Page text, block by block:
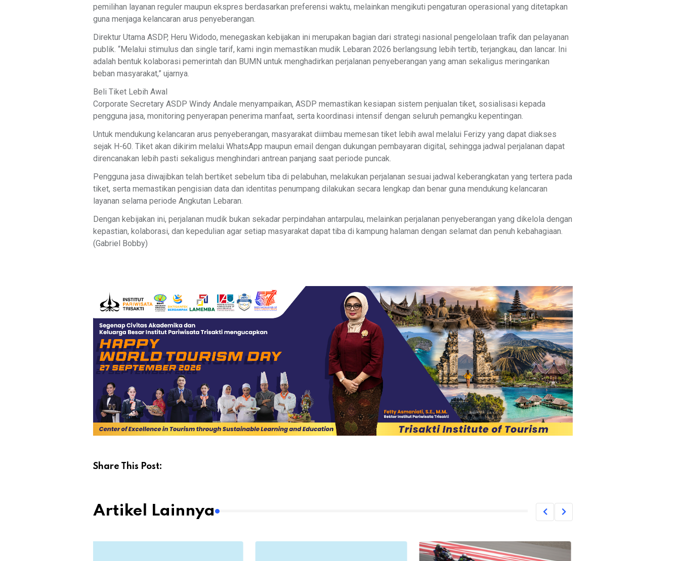
pemilihan layanan reguler maupun ekspres berdasarkan preferensi waktu, melainkan mengikuti pengaturan operasional yang ditetapkan
guna menjaga kelancaran arus penyeberangan.
Direktur Utama ASDP, Heru Widodo, menegaskan kebijakan ini merupakan bagian dari strategi nasional pengelolaan trafik dan pelayanan
publik. “Melalui stimulus dan single tarif, kami ingin memastikan mudik Lebaran 2026 berlangsung lebih tertib, terjangkau, dan lancar. Ini
adalah bentuk kolaborasi pemerintah dan BUMN untuk menghadirkan perjalanan penyeberangan yang aman sekaligus meringankan
beban masyarakat,” ujarnya.
Beli Tiket Lebih Awal
Corporate Secretary ASDP Windy Andale menyampaikan, ASDP memastikan kesiapan sistem penjualan tiket, sosialisasi kepada
pengguna jasa, monitoring penyerapan penerima manfaat, serta koordinasi intensif dengan seluruh pemangku kepentingan.
Untuk mendukung kelancaran arus penyeberangan, masyarakat diimbau memesan tiket lebih awal melalui Ferizy yang dapat diakses
sejak H-60. Tiket akan dikirim melalui WhatsApp maupun email dengan dukungan pembayaran digital, sehingga jadwal perjalanan dapat
direncanakan lebih pasti sekaligus menghindari antrean panjang saat periode puncak.
Pengguna jasa diwajibkan telah bertiket sebelum tiba di pelabuhan, melakukan perjalanan sesuai jadwal keberangkatan yang tertera pada
tiket, serta memastikan pengisian data dan identitas penumpang dilakukan secara lengkap dan benar guna mendukung kelancaran
layanan selama periode Angkutan Lebaran.
Dengan kebijakan ini, perjalanan mudik bukan sekadar perpindahan antarpulau, melainkan perjalanan penyeberangan yang dikelola dengan
kepastian, kolaborasi, dan kepedulian agar setiap masyarakat dapat tiba di kampung halaman dengan selamat dan penuh kebahagiaan.
(Gabriel Bobby)
Share This Post:
Artikel Lainnya